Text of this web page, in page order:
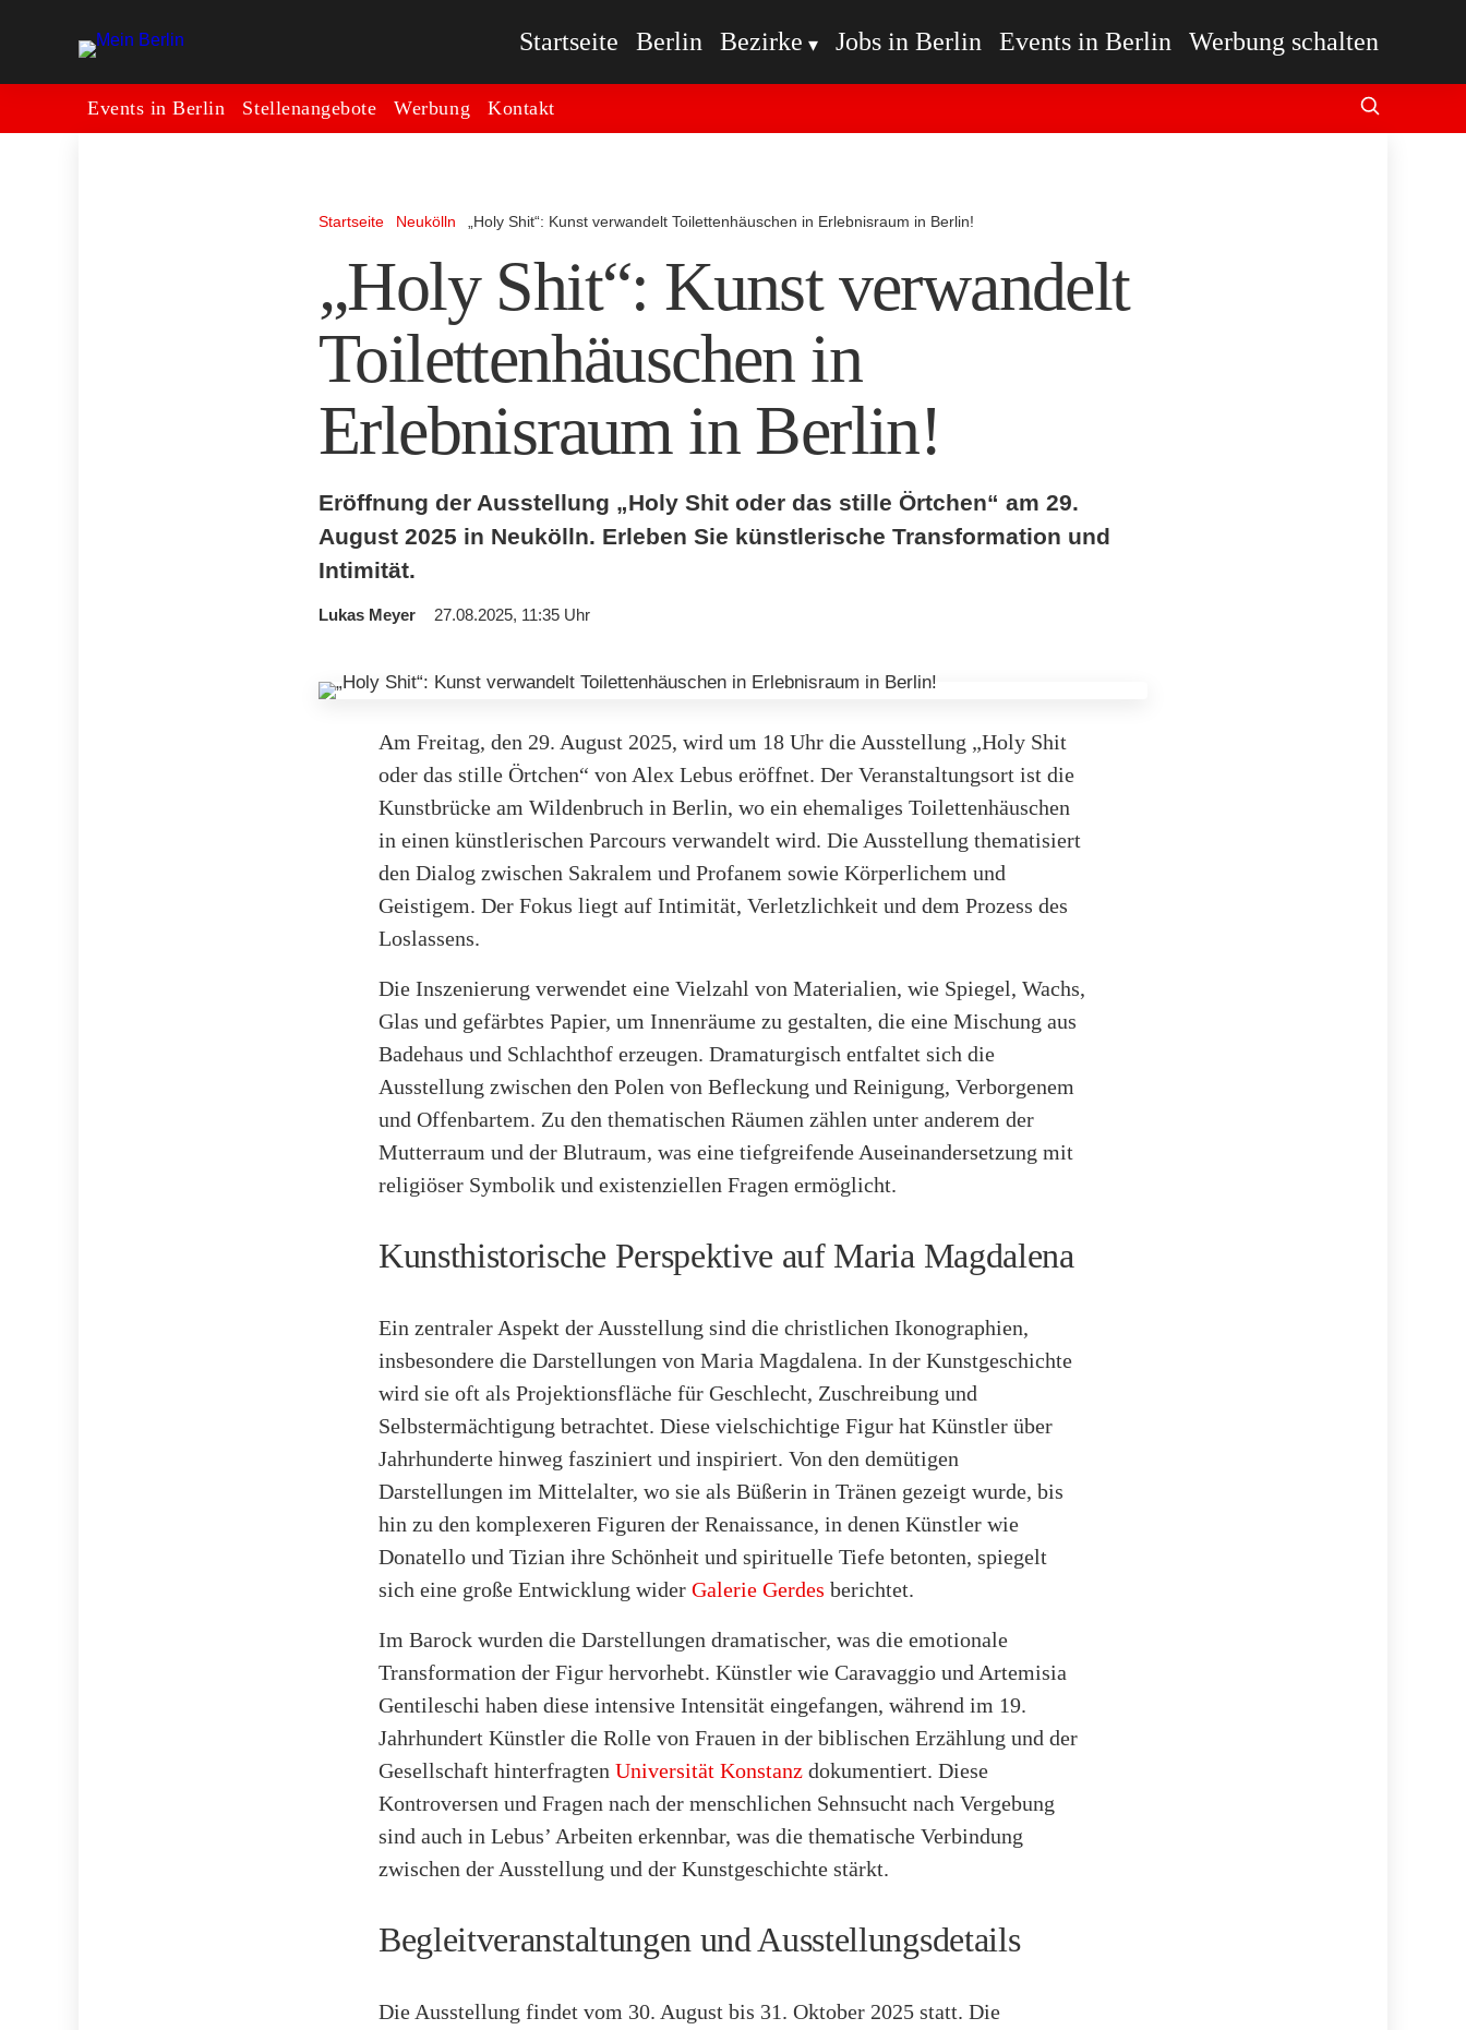
Startseite Berlin Bezirke Jobs in Berlin Events in Berlin Werbung schalten
Events in Berlin Stellenangebote Werbung Kontakt
Startseite Neukölln „Holy Shit“: Kunst verwandelt Toilettenhäuschen in Erlebnisraum in Berlin!
„Holy Shit“: Kunst verwandelt
Toilettenhäuschen in
Erlebnisraum in Berlin!
Eröffnung der Ausstellung „Holy Shit oder das stille Örtchen“ am 29.
August 2025 in Neukölln. Erleben Sie künstlerische Transformation und
Intimität.
Lukas Meyer 27.08.2025, 11:35 Uhr
Am Freitag, den 29. August 2025, wird um 18 Uhr die Ausstellung „Holy Shit
oder das stille Örtchen“ von Alex Lebus eröffnet. Der Veranstaltungsort ist die
Kunstbrücke am Wildenbruch in Berlin, wo ein ehemaliges Toilettenhäuschen
in einen künstlerischen Parcours verwandelt wird. Die Ausstellung thematisiert
den Dialog zwischen Sakralem und Profanem sowie Körperlichem und
Geistigem. Der Fokus liegt auf Intimität, Verletzlichkeit und dem Prozess des
Loslassens.
Die Inszenierung verwendet eine Vielzahl von Materialien, wie Spiegel, Wachs,
Glas und gefärbtes Papier, um Innenräume zu gestalten, die eine Mischung aus
Badehaus und Schlachthof erzeugen. Dramaturgisch entfaltet sich die
Ausstellung zwischen den Polen von Befleckung und Reinigung, Verborgenem
und Offenbartem. Zu den thematischen Räumen zählen unter anderem der
Mutterraum und der Blutraum, was eine tiefgreifende Auseinandersetzung mit
religiöser Symbolik und existenziellen Fragen ermöglicht.
Kunsthistorische Perspektive auf Maria Magdalena
Ein zentraler Aspekt der Ausstellung sind die christlichen Ikonographien,
insbesondere die Darstellungen von Maria Magdalena. In der Kunstgeschichte
wird sie oft als Projektionsfläche für Geschlecht, Zuschreibung und
Selbstermächtigung betrachtet. Diese vielschichtige Figur hat Künstler über
Jahrhunderte hinweg fasziniert und inspiriert. Von den demütigen
Darstellungen im Mittelalter, wo sie als Büßerin in Tränen gezeigt wurde, bis
hin zu den komplexeren Figuren der Renaissance, in denen Künstler wie
Donatello und Tizian ihre Schönheit und spirituelle Tiefe betonten, spiegelt
sich eine große Entwicklung wider Galerie Gerdes berichtet.
Im Barock wurden die Darstellungen dramatischer, was die emotionale
Transformation der Figur hervorhebt. Künstler wie Caravaggio und Artemisia
Gentileschi haben diese intensive Intensität eingefangen, während im 19.
Jahrhundert Künstler die Rolle von Frauen in der biblischen Erzählung und der
Gesellschaft hinterfragten Universität Konstanz dokumentiert. Diese
Kontroversen und Fragen nach der menschlichen Sehnsucht nach Vergebung
sind auch in Lebus’ Arbeiten erkennbar, was die thematische Verbindung
zwischen der Ausstellung und der Kunstgeschichte stärkt.
Begleitveranstaltungen und Ausstellungsdetails
Die Ausstellung findet vom 30. August bis 31. Oktober 2025 statt. Die